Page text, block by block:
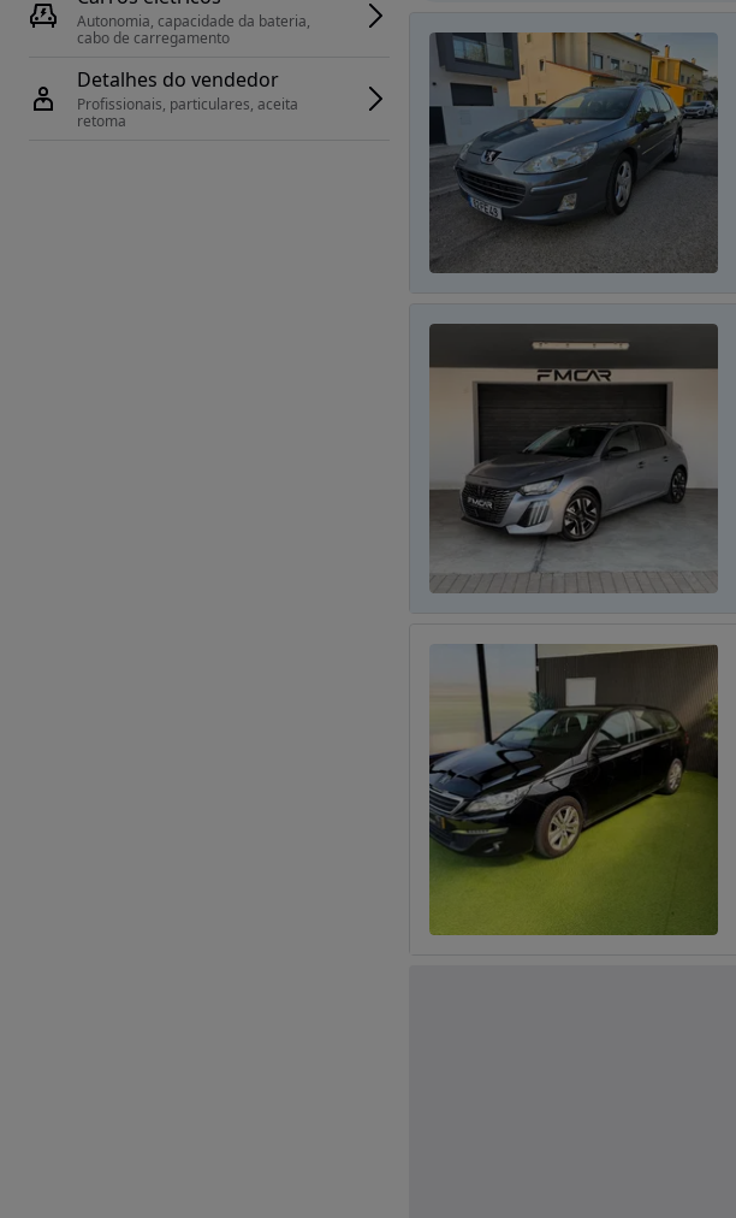
Autonomia, capacidade da bateria,
cabo de carregamento
Detalhes do vendedor
Profissionais, particulares, aceita
retoma